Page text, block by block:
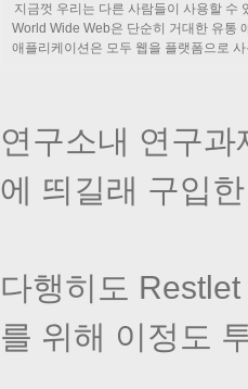
지금껏 우리는 다른 사람들이 사용할 수
World Wide Web은 단순히 거대한 유통
애플리케이션은 모두 웹을 플랫폼으로
연구소내 연구
에 띄길래 구입
다행히도
를 위해 이정도